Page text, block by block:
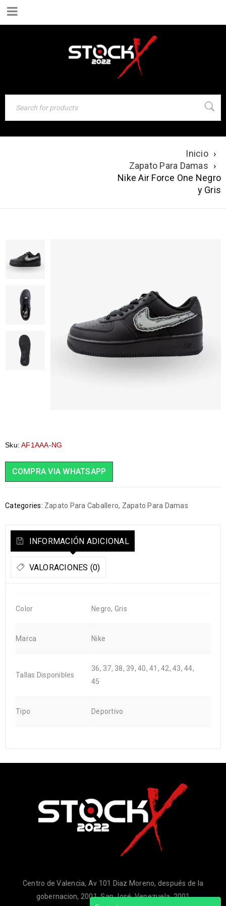
Inicio ›
Zapato Para Damas ›
Nike Air Force One Negro
y Gris
Sku: AF1AAA-NG
COMPRA VIA WHATSAPP
Categories: Zapato Para Caballero, Zapato Para Damas
INFORMACIÓN ADICIONAL
VALORACIONES (0)
Color Negro, Gris
Marca Nike
Tallas Disponibles
36, 37, 38, 39, 40, 41, 42, 43, 44,
45
Tipo Deportivo
Centro de Valencia, Av 101 Diaz Moreno, después de la
gobernacion, 2001, San José, Venezuela, 2001